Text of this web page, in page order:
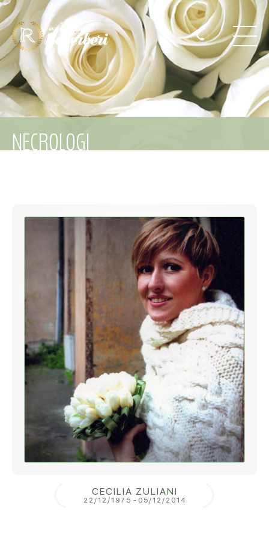
NECROLOGI
CECILIA ZULIANI
22/12/1975 - 05/12/2014